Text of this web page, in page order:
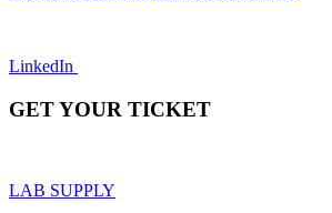
LinkedIn
GET YOUR TICKET
LAB SUPPLY